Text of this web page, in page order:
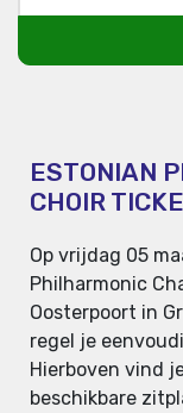
ESTONIAN
CHOIR
Op vrijdag 05
Philharmonic
Oosterpoort in
regel je
Hierboven vind
beschikbare